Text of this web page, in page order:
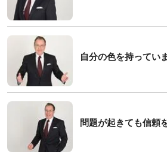
自分の色を持ってい
問題が起きても信頼